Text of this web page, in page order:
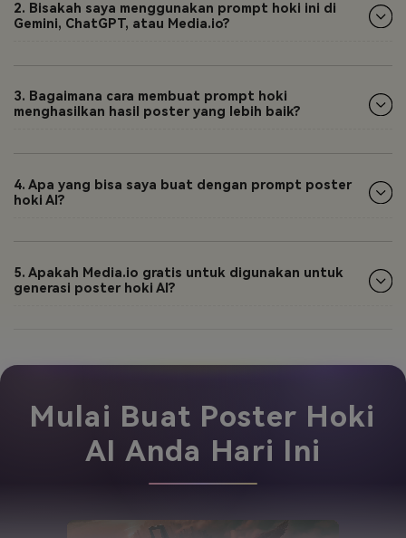
2. Bisakah saya menggunakan prompt hoki ini di
Gemini, ChatGPT, atau Media.io?
3. Bagaimana cara membuat prompt hoki
menghasilkan hasil poster yang lebih baik?
4. Apa yang bisa saya buat dengan prompt poster
hoki AI?
5. Apakah Media.io gratis untuk digunakan untuk
generasi poster hoki AI?
Mulai Buat Poster Hoki
AI Anda Hari Ini